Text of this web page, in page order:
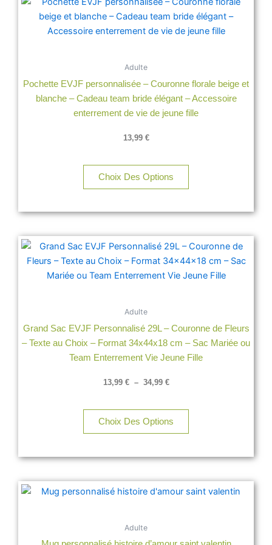
Adulte
Pochette EVJF personnalisée – Couronne florale beige et
blanche – Cadeau team bride élégant – Accessoire
enterrement de vie de jeune fille
13,99 €
Choix Des Options
Adulte
Grand Sac EVJF Personnalisé 29L – Couronne de Fleurs
– Texte au Choix – Format 34x44x18 cm – Sac Mariée ou
Team Enterrement Vie Jeune Fille
13,99 € – 34,99 €
Plage
de
prix :
13,99 €
Choix Des Options
Ce
produit
a
options
peuvent
être
du
Adulte